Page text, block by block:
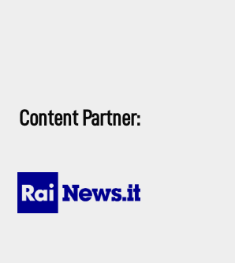
Content Partner: